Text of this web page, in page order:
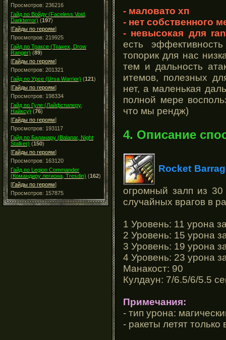
Просмотров: 236216
Гайд по Войду (Faceless Void,
Darkterror) (197)
[Гайды по героям]
Просмотров: 219925
Гайд по Траксе (Traxex, Drow
Ranger) (89)
[Гайды по героям]
Просмотров: 201321
Гайд по Урсе (Ursa Warrior) (121)
[Гайды по героям]
Просмотров: 198334
Гайд по Гуле (Лайфстилеру,
Найксу) (76)
[Гайды по героям]
Просмотров: 193117
Гайд по Баланару (Balanar, Night
Stalker) (150)
[Гайды по героям]
Просмотров: 163120
Гайд по Legion Commander
(Командиру легиона, Tresdin) (162)
[Гайды по героям]
Просмотров: 157875
- маловато хп
- нет собственного
- невысокая для
есть
топорик для нас
тем и дальность
итемов, полезных
нет, а маленькая
полной мере
что мы рендж)
4. Описание
Rocket
огромный залп из
случайных врагов в
1 Уровень: 11 урона
2 Уровень: 15 урона
3 Уровень: 19 урона
4 Уровень: 23 урона
Манакост: 90
Кулдаун: 7/6.5/6/5.5
Примечания:
- тип урона:
- ракеты летят